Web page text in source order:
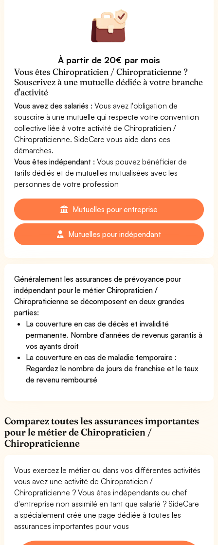
À partir de 20€ par mois
Vous êtes Chiropraticien / Chiropraticienne ?
Souscrivez à une mutuelle dédiée à votre branche
d'activité
Vous avez des salariés : Vous avez l'obligation de
souscrire à une mutuelle qui respecte votre convention
collective liée à votre activité de Chiropraticien /
Chiropraticienne. SideCare vous aide dans ces
démarches.
Vous êtes indépendant : Vous pouvez bénéficier de
tarifs dédiés et de mutuelles mutualisées avec les
personnes de votre profession
Mutuelles pour entreprise
Mutuelles pour indépendant
Généralement les assurances de prévoyance pour
indépendant pour le métier Chiropraticien /
Chiropraticienne se décomposent en deux grandes
parties:
La couverture en cas de décès et invalidité
permanente. Nombre d'années de revenus garantis à
vos ayants droit
La couverture en cas de maladie temporaire :
Regardez le nombre de jours de franchise et le taux
de revenu remboursé
Comparez toutes les assurances importantes
pour le métier de Chiropraticien /
Chiropraticienne
Vous exercez le métier ou dans vos différentes activités
vous avez une activité de Chiropraticien /
Chiropraticienne ? Vous êtes indépendants ou chef
d'entreprise non assimilé en tant que salarié ? SideCare
a spécialement créé une page dédiée à toutes les
assurances importantes pour vous